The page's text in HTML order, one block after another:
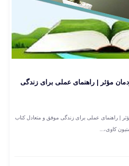
مؤثر | راهنمای عملی برای زندگی
| راهنمای عملی برای زندگی موفق و متعادل کتاب
کاوی،...